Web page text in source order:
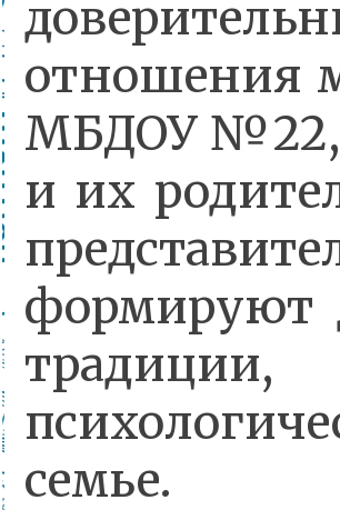
отношения
МБДОУ №22,
и их
формируют
семье.